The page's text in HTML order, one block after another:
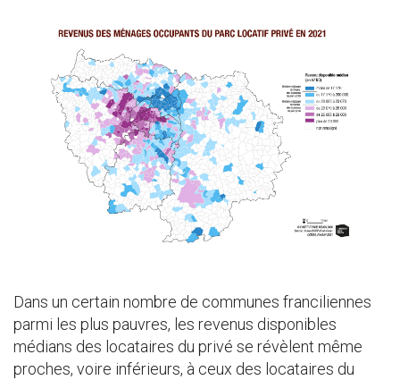
Dans un certain nombre de communes franciliennes
parmi les plus pauvres, les revenus disponibles
médians des locataires du privé se révèlent même
proches, voire inférieurs, à ceux des locataires du